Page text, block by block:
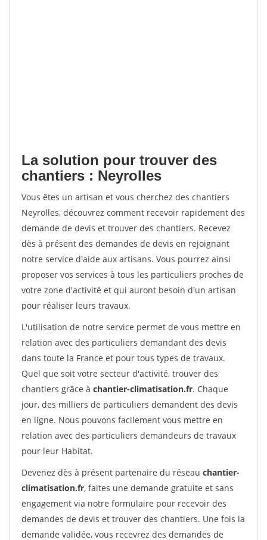
La solution pour trouver des
chantiers : Neyrolles
Vous êtes un artisan et vous cherchez des chantiers
Neyrolles, découvrez comment recevoir rapidement des
demande de devis et trouver des chantiers. Recevez
dès à présent des demandes de devis en rejoignant
notre service d'aide aux artisans. Vous pourrez ainsi
proposer vos services à tous les particuliers proches de
votre zone d'activité et qui auront besoin d'un artisan
pour réaliser leurs travaux.
L'utilisation de notre service permet de vous mettre en
relation avec des particuliers demandant des devis
dans toute la France et pour tous types de travaux.
Quel que soit votre secteur d'activité, trouver des
chantiers grâce à chantier-climatisation.fr. Chaque
jour, des milliers de particuliers demandent des devis
en ligne. Nous pouvons facilement vous mettre en
relation avec des particuliers demandeurs de travaux
pour leur Habitat.
Devenez dès à présent partenaire du réseau chantier-
climatisation.fr, faites une demande gratuite et sans
engagement via notre formulaire pour recevoir des
demandes de devis et trouver des chantiers. Une fois la
demande validée, vous recevrez des demandes de